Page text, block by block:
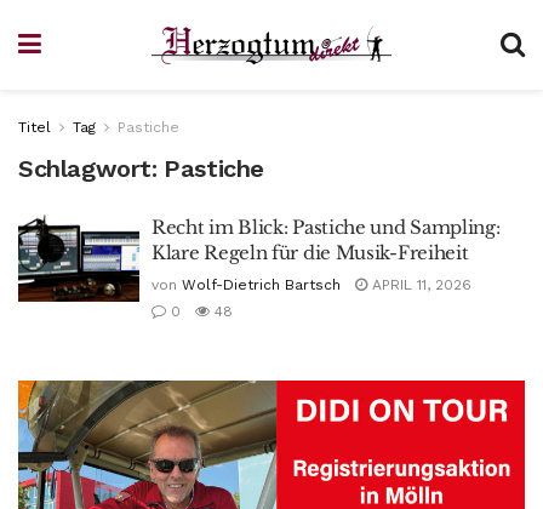
Titel Tag Pastiche
Schlagwort: Pastiche
Recht im Blick: Pastiche und Sampling:
Klare Regeln für die Musik-Freiheit
von Wolf-Dietrich Bartsch
APRIL 11, 2026
0
48